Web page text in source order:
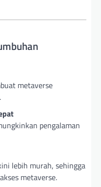
metaverse
pengalaman
lebih murah, sehingga
metaverse.